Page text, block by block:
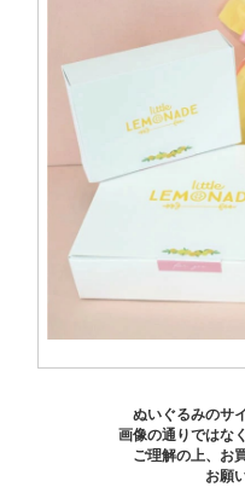
ぬいぐるみのサ
画像の通りではな
ご理解の上、お
お願